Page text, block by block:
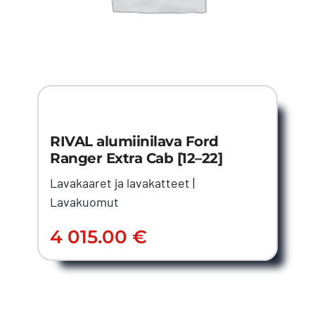
RIVAL alumiinilava Ford
Ranger Extra Cab [12–22]
Lavakaaret ja lavakatteet |
Lavakuomut
4 015.00€